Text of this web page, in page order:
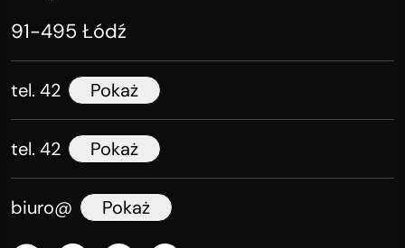
91-495 Łódź
tel. 42 Pokaż
tel. 42 Pokaż
biuro@ Pokaż